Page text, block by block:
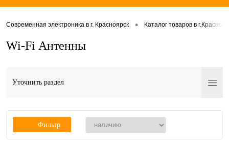
Современная электроника в г. Красноярск • Каталог товаров в
Wi-Fi Антенны
Уточнить раздел
Фильтр